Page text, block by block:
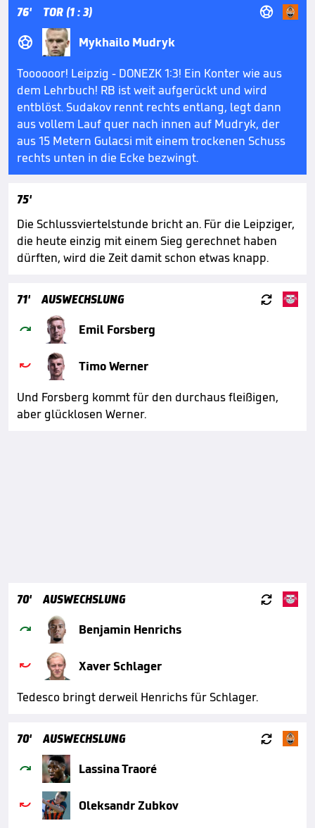
76' TOR (1 : 3) 

Mykhailo Mudryk
Toooooor! Leipzig - DONEZK 1:3! Ein Konter wie aus
dem Lehrbuch! RB ist weit aufgerückt und wird
entblöst. Sudakov rennt rechts entlang, legt dann
aus vollem Lauf quer nach innen auf Mudryk, der
aus 15 Metern Gulacsi mit einem trockenen Schuss
rechts unten in die Ecke bezwingt.
75'
Die Schlussviertelstunde bricht an. Für die Leipziger,
die heute einzig mit einem Sieg gerechnet haben
dürften, wird die Zeit damit schon etwas knapp.
71' AUSWECHSLUNG 
 Emil Forsberg

Timo Werner
Und Forsberg kommt für den durchaus fleißigen,
aber glücklosen Werner.
70' AUSWECHSLUNG 
 Benjamin Henrichs

Xaver Schlager
Tedesco bringt derweil Henrichs für Schlager.
70' AUSWECHSLUNG 
 Lassina Traoré

Oleksandr Zubkov